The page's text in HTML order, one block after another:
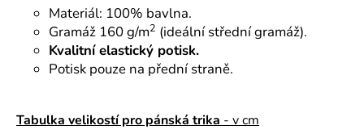
Materiál: 100% bavlna.
Gramáž 160 g/m2 (ideální střední gramáž).
Kvalitní elastický potisk.
Potisk pouze na přední straně.
Tabulka velikostí pro pánská trika - v cm
o